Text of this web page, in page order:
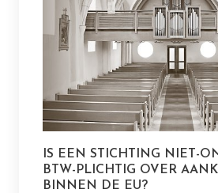
IS EEN STICHTING NIET-
BTW-PLICHTIG OVER
BINNEN DE EU?